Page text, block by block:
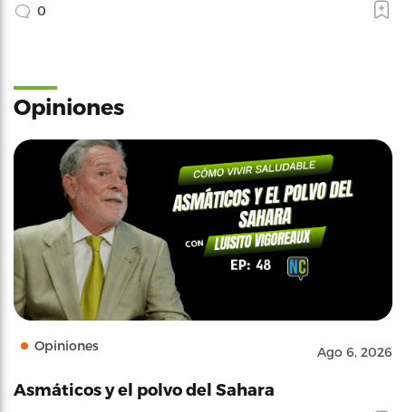
0
Opiniones
Opiniones Ago 6, 2026
Asmáticos y el polvo del Sahara